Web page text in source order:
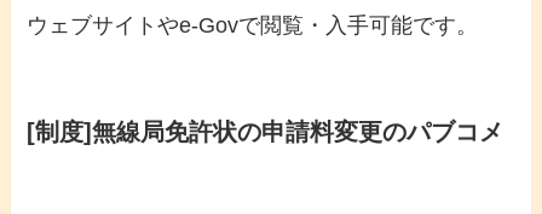
ウェブサイトやe-Govで閲覧・入手可能です。
[制度]無線局免許状の申請料変更のパブコメ